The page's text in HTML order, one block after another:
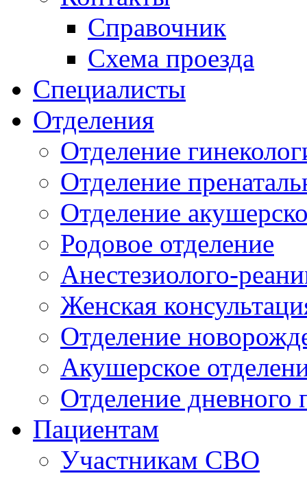
Справочник
Схема проезда
Специалисты
Отделения
Отделение
Отделение
Отделение
Родовое отделение
Анестезиолого-
Женская
Отделение
Акушерское
Отделение дневного
Пациентам
Участникам СВО